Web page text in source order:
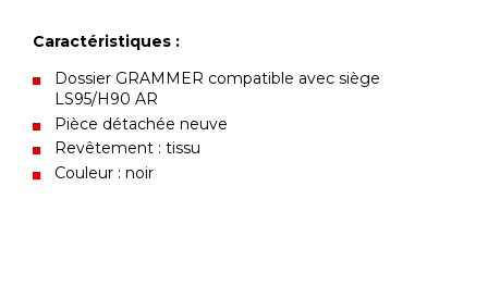
Caractéristiques :
Dossier GRAMMER compatible avec siège
LS95/H90 AR
Pièce détachée neuve
Revêtement : tissu
Couleur : noir